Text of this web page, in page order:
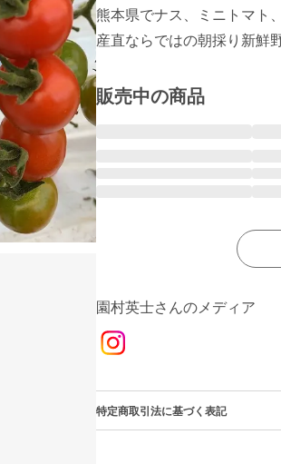
熊本県でナス、ミニトマト
産直ならではの朝採り新鮮
販売中の商品
園村英士さんのメディア
特定商取引法に基づく表記